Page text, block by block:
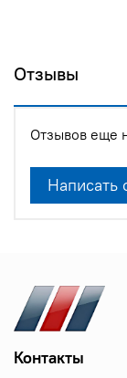
Отзывы
Отзывов еще
Написать
Контакты